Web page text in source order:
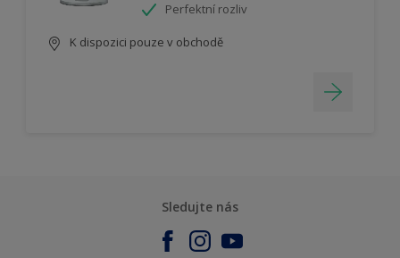
Perfektní rozliv
K dispozici pouze v obchodě
Sledujte nás